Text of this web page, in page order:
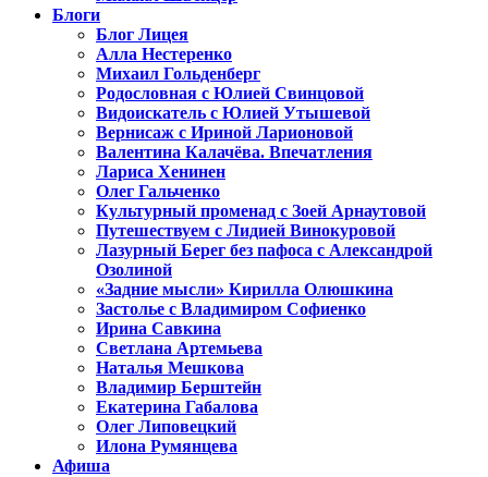
Блоги
Блог Лицея
Алла Нестеренко
Михаил Гольденберг
Родословная с Юлией Свинцовой
Видоискатель с Юлией Утышевой
Вернисаж с Ириной Ларионовой
Валентина Калачёва. Впечатления
Лариса Хенинен
Олег Гальченко
Культурный променад с Зоей Арнаутовой
Путешествуем с Лидией Винокуровой
Лазурный Берег без пафоса с Александрой
Озолиной
«Задние мысли» Кирилла Олюшкина
Застолье с Владимиром Софиенко
Ирина Савкина
Светлана Артемьева
Наталья Мешкова
Владимир Берштейн
Екатерина Габалова
Олег Липовецкий
Илона Румянцева
Афиша